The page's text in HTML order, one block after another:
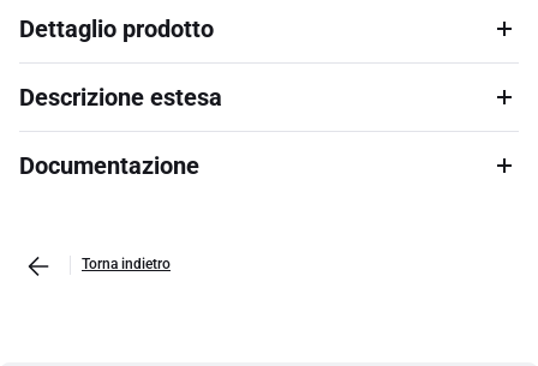
Dettaglio prodotto
Descrizione estesa
Documentazione
Torna indietro